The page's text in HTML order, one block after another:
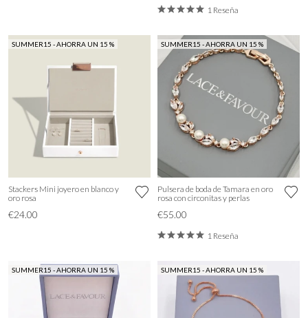
1 Reseña
SUMMER15 - AHORRA UN 15 %
Stackers Mini joyero en blanco y
oro rosa
€24.00
SUMMER15 - AHORRA UN 15 %
Pulsera de boda de Tamara en oro
rosa con circonitas y perlas
€55.00
1 Reseña
SUMMER15 - AHORRA UN 15 % SUMMER15 - AHORRA UN 15 %